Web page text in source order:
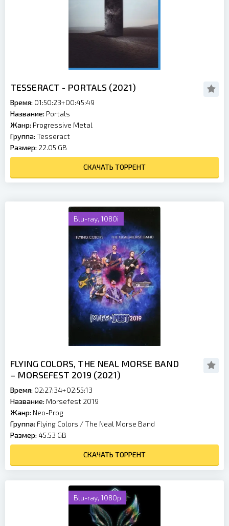
TESSERACT - PORTALS (2021)
Время: 01:50:23+00:45:49
Название: Portals
Жанр: Progressive Metal
Группа: Tesseract
Размер: 22.05 GB
СКАЧАТЬ ТОРРЕНТ
Blu-ray, 1080i
FLYING COLORS, THE NEAL MORSE BAND
– MORSEFEST 2019 (2021)
Время: 02:27:34+02:55:13
Название: Morsefest 2019
Жанр: Neo-Prog
Группа: Flying Colors / The Neal Morse Band
Размер: 45.53 GB
СКАЧАТЬ ТОРРЕНТ
Blu-ray, 1080p